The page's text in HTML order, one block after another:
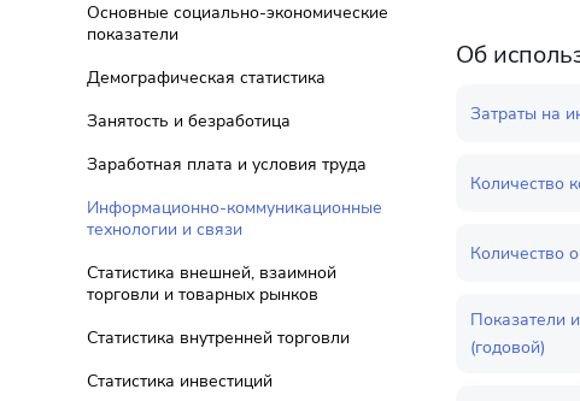
Основные социально-экономические
показатели
Демографическая статистика
Занятость и безработица
Заработная плата и условия труда
Информационно-коммуникационные
технологии и связи
Статистика внешней, взаимной
торговли и товарных рынков
Статистика внутренней торговли
Статистика инвестиций
Об
Затраты на
Количество
Количество
Показатели
(годовой)